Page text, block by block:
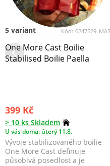
Kód: 0247529_MAS
5 variant
One More Cast Boilie
Stabilised Boilie Paella
399 Kč
> 10 ks Skladem
U vás doma: úterý 11.8.
Vývoje stabilizovaného boilie
One More Cast definuje
působivá posedlost a je